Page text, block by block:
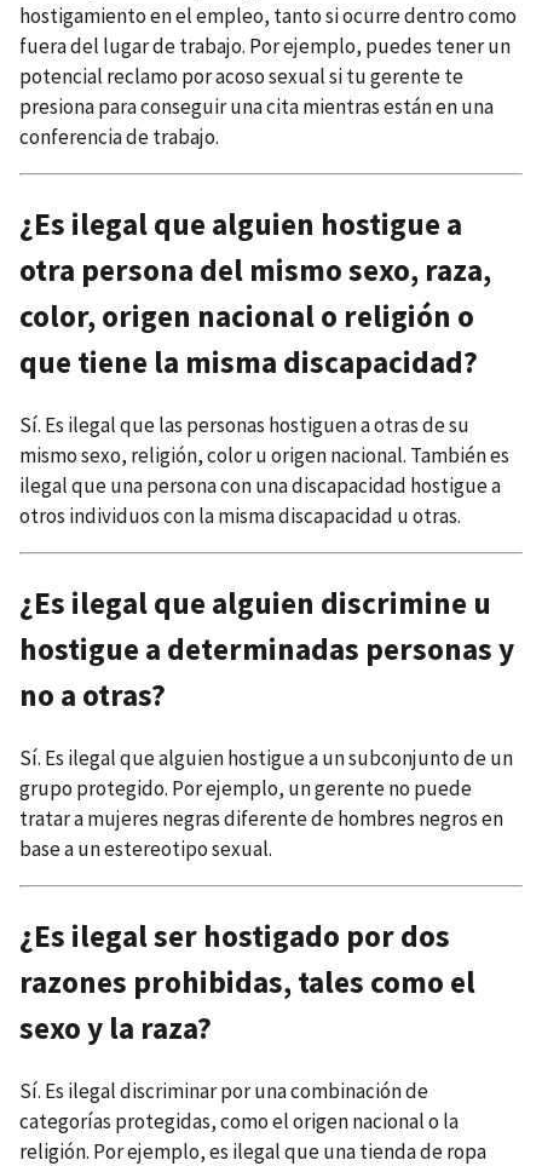
hostigamiento en el empleo, tanto si ocurre dentro como
fuera del lugar de trabajo. Por ejemplo, puedes tener un
potencial reclamo por acoso sexual si tu gerente te
presiona para conseguir una cita mientras están en una
conferencia de trabajo.
¿Es ilegal que alguien hostigue a
otra persona del mismo sexo, raza,
color, origen nacional o religión o
que tiene la misma discapacidad?
Sí. Es ilegal que las personas hostiguen a otras de su
mismo sexo, religión, color u origen nacional. También es
ilegal que una persona con una discapacidad hostigue a
otros individuos con la misma discapacidad u otras.
¿Es ilegal que alguien discrimine u
hostigue a determinadas personas y
no a otras?
Sí. Es ilegal que alguien hostigue a un subconjunto de un
grupo protegido. Por ejemplo, un gerente no puede
tratar a mujeres negras diferente de hombres negros en
base a un estereotipo sexual.
¿Es ilegal ser hostigado por dos
razones prohibidas, tales como el
sexo y la raza?
Sí. Es ilegal discriminar por una combinación de
categorías protegidas, como el origen nacional o la
religión. Por ejemplo, es ilegal que una tienda de ropa